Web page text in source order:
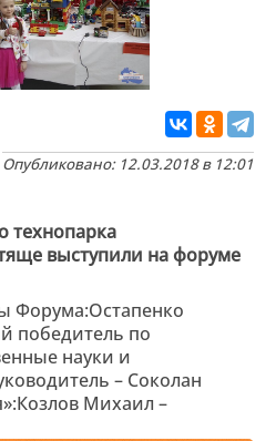
Опубликовано: 12.03.2018 в 12:01
технопарка
выступили на форуме
Форума:Остапенко
победитель по
науки и
– Соколан
Михаил –